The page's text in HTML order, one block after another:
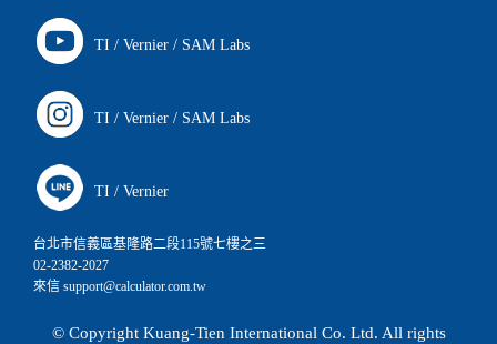
TI / Vernier / SAM Labs
TI / Vernier / SAM Labs
TI / Vernier
台北市信義區基隆路二段115號七樓之三
02-2382-2027
來信 support@calculator.com.tw
© Copyright Kuang-Tien International Co. Ltd. All rights